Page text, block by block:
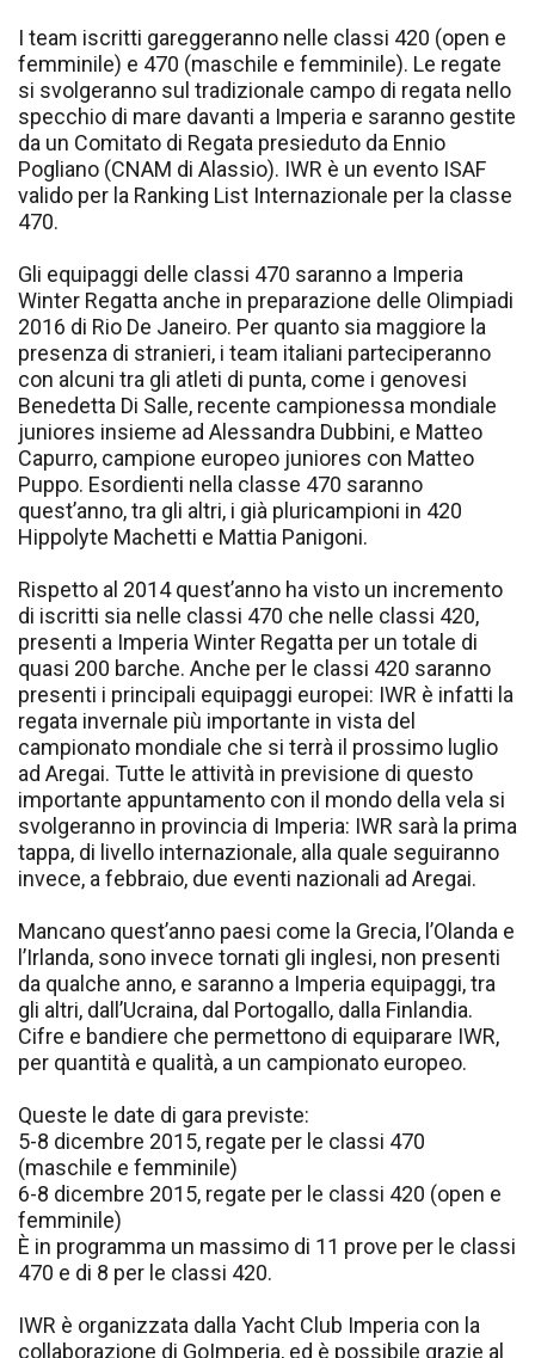
I team iscritti gareggeranno nelle classi 420 (open e
femminile) e 470 (maschile e femminile). Le regate
si svolgeranno sul tradizionale campo di regata nello
specchio di mare davanti a Imperia e saranno gestite
da un Comitato di Regata presieduto da Ennio
Pogliano (CNAM di Alassio). IWR è un evento ISAF
valido per la Ranking List Internazionale per la classe
470.
Gli equipaggi delle classi 470 saranno a Imperia
Winter Regatta anche in preparazione delle Olimpiadi
2016 di Rio De Janeiro. Per quanto sia maggiore la
presenza di stranieri, i team italiani parteciperanno
con alcuni tra gli atleti di punta, come i genovesi
Benedetta Di Salle, recente campionessa mondiale
juniores insieme ad Alessandra Dubbini, e Matteo
Capurro, campione europeo juniores con Matteo
Puppo. Esordienti nella classe 470 saranno
quest’anno, tra gli altri, i già pluricampioni in 420
Hippolyte Machetti e Mattia Panigoni.
Rispetto al 2014 quest’anno ha visto un incremento
di iscritti sia nelle classi 470 che nelle classi 420,
presenti a Imperia Winter Regatta per un totale di
quasi 200 barche. Anche per le classi 420 saranno
presenti i principali equipaggi europei: IWR è infatti la
regata invernale più importante in vista del
campionato mondiale che si terrà il prossimo luglio
ad Aregai. Tutte le attività in previsione di questo
importante appuntamento con il mondo della vela si
svolgeranno in provincia di Imperia: IWR sarà la prima
tappa, di livello internazionale, alla quale seguiranno
invece, a febbraio, due eventi nazionali ad Aregai.
Mancano quest’anno paesi come la Grecia, l’Olanda e
l’Irlanda, sono invece tornati gli inglesi, non presenti
da qualche anno, e saranno a Imperia equipaggi, tra
gli altri, dall’Ucraina, dal Portogallo, dalla Finlandia.
Cifre e bandiere che permettono di equiparare IWR,
per quantità e qualità, a un campionato europeo.
Queste le date di gara previste:
5-8 dicembre 2015, regate per le classi 470
(maschile e femminile)
6-8 dicembre 2015, regate per le classi 420 (open e
femminile)
È in programma un massimo di 11 prove per le classi
470 e di 8 per le classi 420.
IWR è organizzata dalla Yacht Club Imperia con la
collaborazione di GoImperia, ed è possibile grazie al